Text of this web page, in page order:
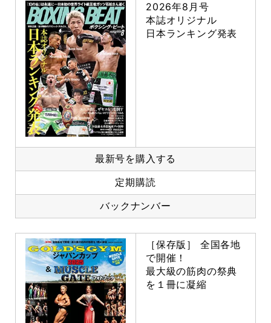
2026年8月号
本誌オリジナル
日本ランキング発表
最新号を購入する
定期購読
バックナンバー
［保存版］ 全国各地
で開催！
最大級の筋肉の祭典
を１冊に凝縮